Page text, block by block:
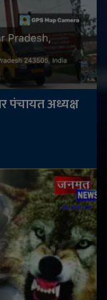
पंचायत अध्यक्ष